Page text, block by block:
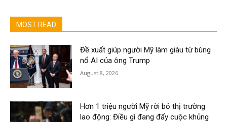
MOST READ
Đề xuất giúp người Mỹ làm giàu từ bùng
nổ AI của ông Trump
August 8, 2026
Hơn 1 triệu người Mỹ rời bỏ thị trường
lao động: Điều gì đang đẩy cuộc khủng